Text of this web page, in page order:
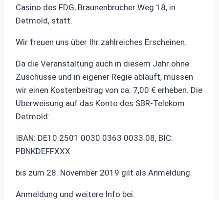
Casino des FDG, Braunenbrucher Weg 18, in
Detmold, statt.
Wir freuen uns über Ihr zahlreiches Erscheinen.
Da die Veranstaltung auch in diesem Jahr ohne
Zuschüsse und in eigener Regie abläuft, müssen
wir einen Kostenbeitrag von ca. 7,00 € erheben. Die
Überweisung auf das Konto des SBR-Telekom
Detmold:
IBAN: DE10 2501 0030 0363 0033 08, BIC:
PBNKDEFFXXX
bis zum 28. November 2019 gilt als Anmeldung.
Anmeldung und weitere Info bei: